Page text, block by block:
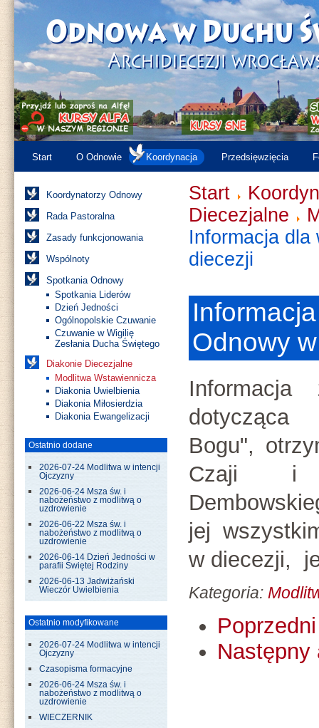
Start O Odnowie Koordynacja Przedsięwzięcia
Koordynatorzy Odnowy
Rada Pastoralna
Zasady funkcjonowania
Wspólnoty
Spotkania Odnowy
Spotkania Liderów
Dzień Jedności
Ogólnopolskie Czuwanie
Czuwanie w Wigilię
Zesłania Ducha Świętego
Diakonie Diecezjalne
Modlitwa Wstawiennicza
Diakonia Uwielbienia
Diakonia Miłosierdzia
Diakonia Ewangelizacji
Ostatnio dodane
2026-07-24 Modlitwa w intencji
Ojczyzny
2026-06-24 Msza św. i
nabożeństwo z modlitwą o
uzdrowienie
2026-06-22 Msza św. i
nabożeństwo z modlitwą o
uzdrowienie
2026-06-14 Dzień Jedności w
parafii Świętej Rodziny
2026-06-13 Jadwiżański
Wieczór Uwielbienia
Ostatnio modyfikowane
2026-07-24 Modlitwa w intencji
Ojczyzny
Czasopisma formacyjne
2026-06-24 Msza św. i
nabożeństwo z modlitwą o
uzdrowienie
WIECZERNIK
Start
Diecezjalne
Informacja dla
diecezji
Odnowy
dotycząca
Bogu",
Czaji i
jej
w diecezji,
Kategoria:
Następny